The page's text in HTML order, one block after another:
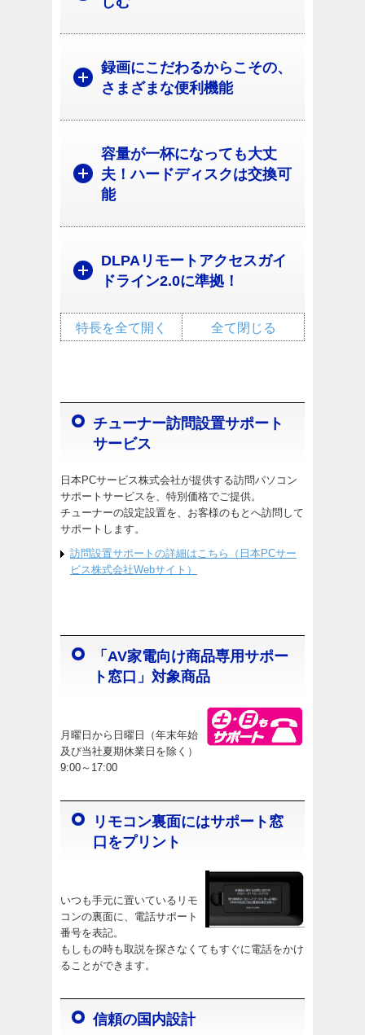
録画にこだわるからこその、
さまざまな便利機能
容量が一杯になっても大丈
夫！ハードディスクは交換可
能
DLPAリモートアクセスガイ
ドライン2.0に準拠！
全て閉じる
特長を全て開く
チューナー訪問設置サポート
サービス
日本PCサービス株式会社が提供する訪問パソコン
サポートサービスを、特別価格でご提供。
チューナーの設定設置を、お客様のもとへ訪問して
サポートします。
訪問設置サポートの詳細はこちら（日本PCサー
ビス株式会社Webサイト）
「AV家電向け商品専用サポー
ト窓口」対象商品
月曜日から日曜日（年末年始
及び当社夏期休業日を除く）
9:00～17:00
リモコン裏面にはサポート窓
口をプリント
いつも手元に置いているリモ
コンの裏面に、電話サポート
番号を表記。
もしもの時も取説を探さなくてもすぐに電話をかけ
ることができます。
信頼の国内設計